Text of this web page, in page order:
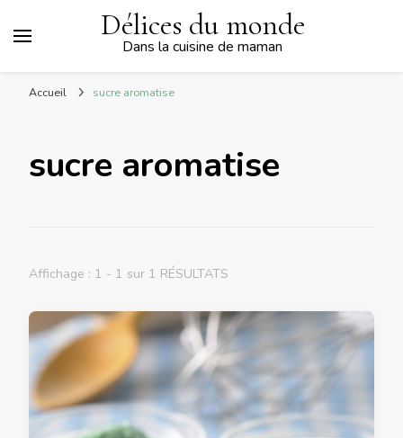
Délices du monde
Dans la cuisine de maman
Accueil sucre aromatise
sucre aromatise
Affichage : 1 - 1 sur 1 RÉSULTATS